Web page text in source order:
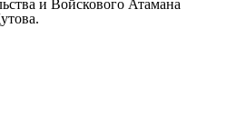
и Войскового Атамана